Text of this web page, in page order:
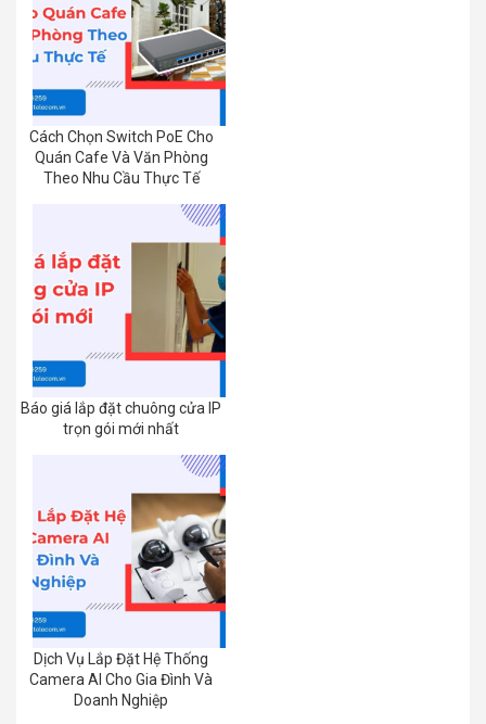
Cách Chọn Switch PoE Cho
Quán Cafe Và Văn Phòng
Theo Nhu Cầu Thực Tế
Báo giá lắp đặt chuông cửa IP
trọn gói mới nhất
Dịch Vụ Lắp Đặt Hệ Thống
Camera AI Cho Gia Đình Và
Doanh Nghiệp